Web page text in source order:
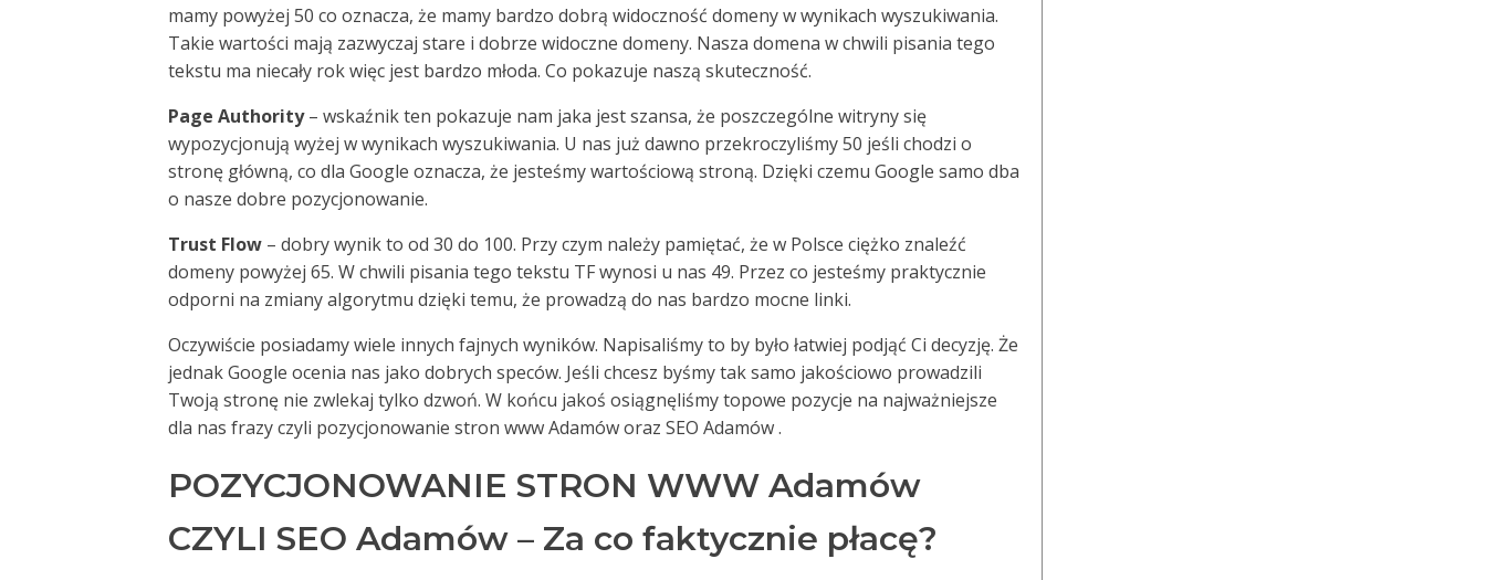
mamy powyżej 50 co oznacza, że mamy bardzo dobrą widoczność domeny w wynikach wyszukiwania.
Takie wartości mają zazwyczaj stare i dobrze widoczne domeny. Nasza domena w chwili pisania tego
tekstu ma niecały rok więc jest bardzo młoda. Co pokazuje naszą skuteczność.
Page Authority– wskaźnik ten pokazuje nam jaka jest szansa, że poszczególne witryny się
wypozycjonują wyżej w wynikach wyszukiwania. U nas już dawno przekroczyliśmy 50 jeśli chodzi o
stronę główną, co dla Google oznacza, że jesteśmy wartościową stroną. Dzięki czemu Google samo dba
o nasze dobre pozycjonowanie.
Trust Flow – dobry wynik to od 30 do 100. Przy czym należy pamiętać, że w Polsce ciężko znaleźć
domeny powyżej 65. W chwili pisania tego tekstu TF wynosi u nas 49. Przez co jesteśmy praktycznie
odporni na zmiany algorytmu dzięki temu, że prowadzą do nas bardzo mocne linki.
Oczywiście posiadamy wiele innych fajnych wyników. Napisaliśmy to by było łatwiej podjąć Ci decyzję. Że
jednak Google ocenia nas jako dobrych speców. Jeśli chcesz byśmy tak samo jakościowo prowadzili
Twoją stronę nie zwlekaj tylko dzwoń. W końcu jakoś osiągnęliśmy topowe pozycje na najważniejsze
dla nas frazy czyli pozycjonowanie stron www Adamów oraz SEO Adamów .
POZYCJONOWANIE STRON WWW Adamów
CZYLI SEO Adamów – Za co faktycznie płacę?